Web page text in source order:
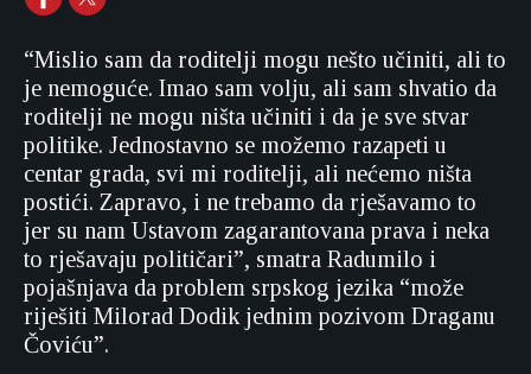
“Mislio sam da roditelji mogu nešto učiniti, ali to
je nemoguće. Imao sam volju, ali sam shvatio da
roditelji ne mogu ništa učiniti i da je sve stvar
politike. Jednostavno se možemo razapeti u
centar grada, svi mi roditelji, ali nećemo ništa
postići. Zapravo, i ne trebamo da rješavamo to
jer su nam Ustavom zagarantovana prava i neka
to rješavaju političari”, smatra Radumilo i
pojašnjava da problem srpskog jezika “može
riješiti Milorad Dodik jednim pozivom Draganu
Čoviću”.